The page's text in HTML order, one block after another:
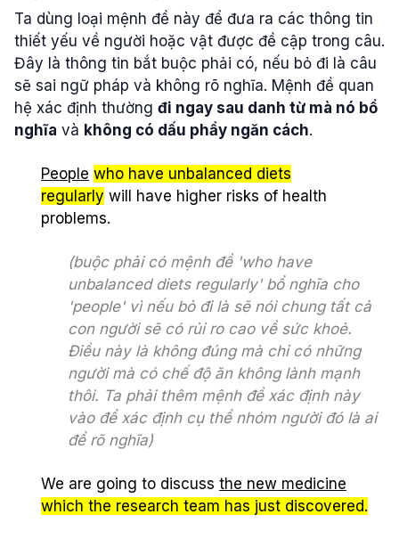
Ta dùng loại mệnh đề này để đưa ra các thông tin
thiết yếu về người hoặc vật được đề cập trong câu.
Đây là thông tin bắt buộc phải có, nếu bỏ đi là câu
sẽ sai ngữ pháp và không rõ nghĩa. Mệnh đề quan
hệ xác định thường đi ngay sau danh từ mà nó bổ
nghĩa và không có dấu phẩy ngăn cách.
People who have unbalanced diets
regularly will have higher risks of health
problems.
(buộc phải có mệnh đề 'who have
unbalanced diets regularly' bổ nghĩa cho
'people' vì nếu bỏ đi là sẽ nói chung tất cả
con người sẽ có rủi ro cao về sức khoẻ.
Điều này là không đúng mà chỉ có những
người mà có chế độ ăn không lành mạnh
thôi. Ta phải thêm mệnh đề xác định này
vào để xác định cụ thể nhóm người đó là ai
để rõ nghĩa)
We are going to discuss the new medicine
which the research team has just discovered.